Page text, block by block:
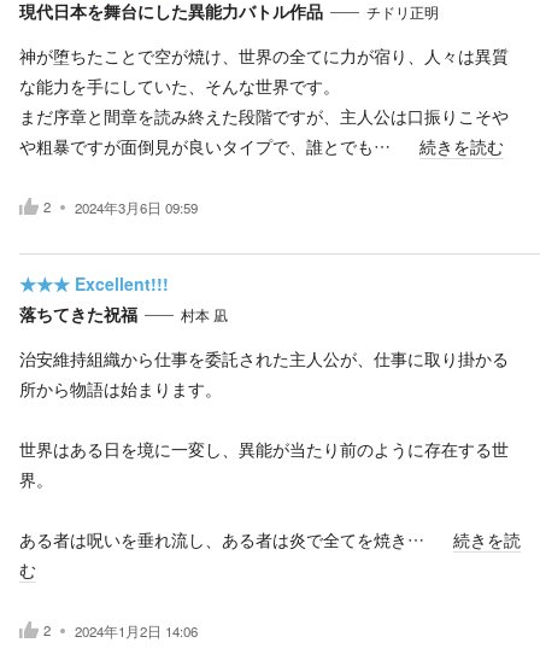
現代日本を舞台にした異能力バトル作品
チドリ正明
神が堕ちたことで空が焼け、世界の全てに力が宿り、人々は異質
な能力を手にしていた、そんな世界です。
まだ序章と間章を読み終えた段階ですが、主人公は口振りこそや
や粗暴ですが面倒見が良いタイプで、誰とでも…
続きを読む
2 2024年3月6日 09:59
★★★ Excellent!!!
落ちてきた祝福
村本 凪
治安維持組織から仕事を委託された主人公が、仕事に取り掛かる
所から物語は始まります。
世界はある日を境に一変し、異能が当たり前のように存在する世
界。
ある者は呪いを垂れ流し、ある者は炎で全てを焼き…
続きを読
む
2 2024年1月2日 14:06